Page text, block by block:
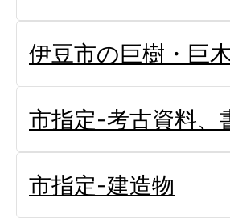
伊豆市の巨樹・巨
市指定-考古資料、
市指定-建造物